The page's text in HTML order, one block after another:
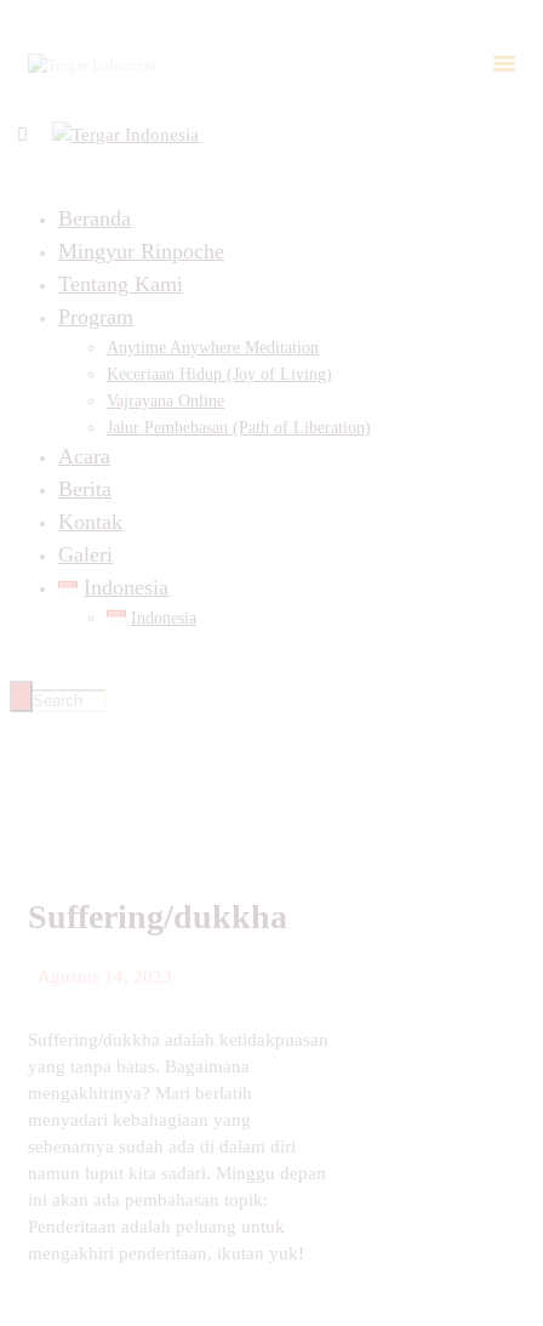
Beranda
Mingyur Rinpoche
Tentang Kami
Program
Anytime Anywhere Meditation
Keceriaan Hidup (Joy of Living)
Vajrayana Online
Jalur Pembebasan (Path of Liberation)
Acara
Berita
Kontak
Galeri
Indonesia
Indonesia
Suffering/dukkha
Suffering/dukkha adalah ketidakpuasan
yang tanpa batas. Bagaimana
mengakhirinya? Mari berlatih
menyadari kebahagiaan yang
sebenarnya sudah ada di dalam diri
namun luput kita sadari. Minggu depan
ini akan ada pembahasan topik:
Penderitaan adalah peluang untuk
mengakhiri penderitaan, ikutan yuk!